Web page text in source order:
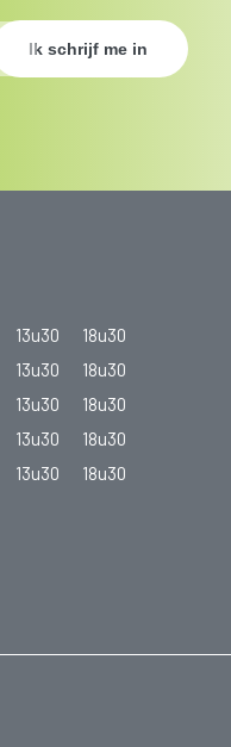
13u30
18u30
13u30
18u30
13u30
18u30
13u30
18u30
13u30
18u30